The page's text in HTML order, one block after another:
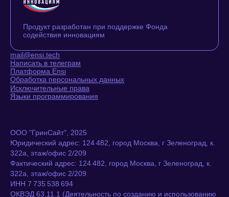
Продукт разработан при поддержке Фонда
содействия инновациям
mail@ensi.tech
Написать в телеграм
Платформа Ensi
Обработка персональных данных
Исключительные права
Языки программирования
ООО "ГринСайт", 2025
Юридический адрес: 124 482, город Москва, г Зеленоград, к.
322а, этаж/офис 2/209
Фактический адрес: 124 482, город Москва, г Зеленоград, к.
322а, этаж/офис 2/209
ИНН 7 735 538 694
ОКВЭД 63.11.1 (Деятельность по созданию и использованию